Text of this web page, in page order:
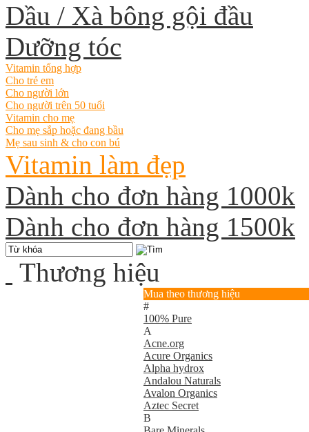
Dầu / Xà bông gội đầu
Dưỡng tóc
Vitamin tổng hợp
Cho trẻ em
Cho người lớn
Cho người trên 50 tuổi
Vitamin cho mẹ
Cho mẹ sắp hoặc đang bầu
Mẹ sau sinh & cho con bú
Vitamin làm đẹp
Dành cho đơn hàng 1000k
Dành cho đơn hàng 1500k
Thương hiệu
Mua theo thương hiệu
#
100% Pure
A
Acne.org
Acure Organics
Alpha hydrox
Andalou Naturals
Avalon Organics
Aztec Secret
B